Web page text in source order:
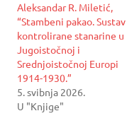
Aleksandar R. Miletić,
“Stambeni pakao. Sustav
kontrolirane stanarine u
Jugoistočnoj i
Srednjoistočnoj Europi
1914-1930.”
5. svibnja 2026.
U "Knjige"